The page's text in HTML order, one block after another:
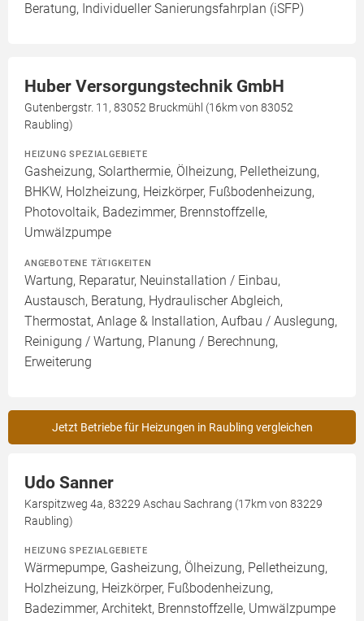
Beratung, Individueller Sanierungsfahrplan (iSFP)
Huber Versorgungstechnik GmbH
Gutenbergstr. 11, 83052 Bruckmühl (16km von 83052
Raubling)
HEIZUNG SPEZIALGEBIETE
Gasheizung, Solarthermie, Ölheizung, Pelletheizung,
BHKW, Holzheizung, Heizkörper, Fußbodenheizung,
Photovoltaik, Badezimmer, Brennstoffzelle,
Umwälzpumpe
ANGEBOTENE TÄTIGKEITEN
Wartung, Reparatur, Neuinstallation / Einbau,
Austausch, Beratung, Hydraulischer Abgleich,
Thermostat, Anlage & Installation, Aufbau / Auslegung,
Reinigung / Wartung, Planung / Berechnung,
Erweiterung
Jetzt Betriebe für Heizungen in Raubling vergleichen
Udo Sanner
Karspitzweg 4a, 83229 Aschau Sachrang (17km von 83229
Raubling)
HEIZUNG SPEZIALGEBIETE
Wärmepumpe, Gasheizung, Ölheizung, Pelletheizung,
Holzheizung, Heizkörper, Fußbodenheizung,
Badezimmer, Architekt, Brennstoffzelle, Umwälzpumpe